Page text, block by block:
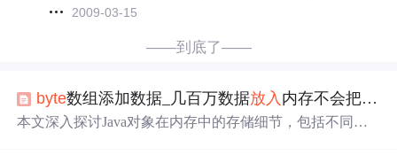
2009-03-15
——到底了——
byte数组添加数据_几百万数据放入 内存不会把系统撑爆吗？
本文深入探讨Java对象在内存中的存储细节，包括不同类